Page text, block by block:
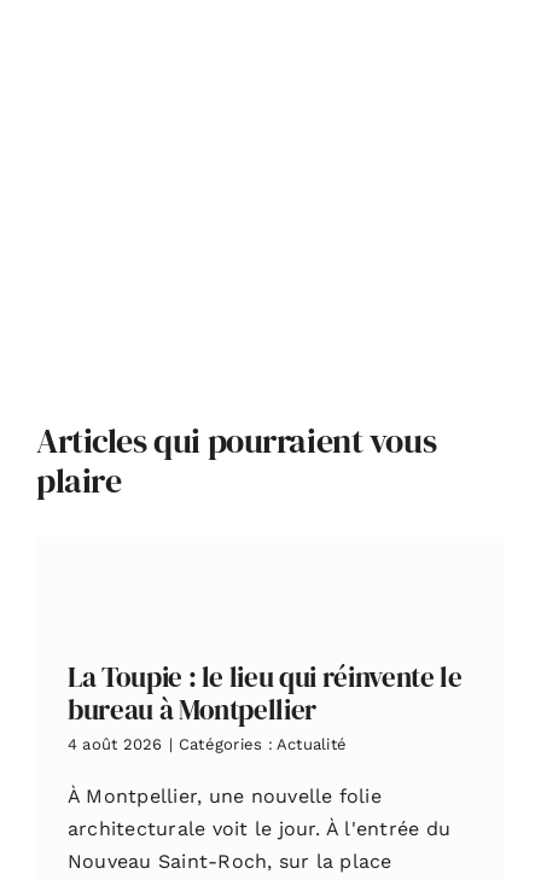
Articles qui pourraient vous
plaire
La Toupie : le lieu qui réinvente le
bureau à Montpellier
4 août 2026 | Catégories : Actualité
À Montpellier, une nouvelle folie
architecturale voit le jour. À l'entrée du
Nouveau Saint-Roch, sur la place